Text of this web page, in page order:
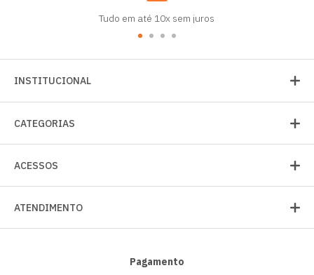
Tudo em até 10x sem juros
INSTITUCIONAL
CATEGORIAS
ACESSOS
ATENDIMENTO
Pagamento